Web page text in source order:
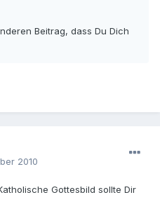
Beitrag, dass Du Dich
2010
Gottesbild sollte Dir